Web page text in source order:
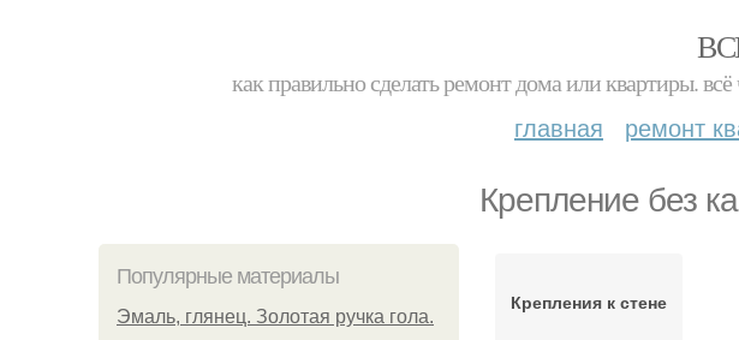
как правильно сделать ремонт дома или квартиры.
главная ремонт
Крепление без
Популярные материалы
Эмаль, глянец. Золотая ручка гола.
Крепления к стене